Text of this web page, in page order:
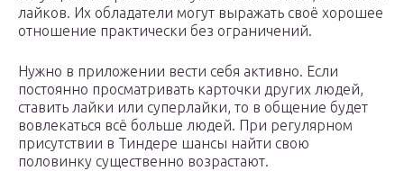
лайков. Их обладатели могут выражать своё хорошее
отношение практически без ограничений.
Нужно в приложении вести себя активно. Если
постоянно просматривать карточки других людей,
ставить лайки или суперлайки, то в общение будет
вовлекаться всё больше людей. При регулярном
присутствии в Тиндере шансы найти свою
половинку существенно возрастают.